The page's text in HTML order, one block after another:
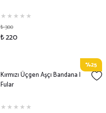
₺ 300
₺ 220
%25
Kırmızı Üçgen Aşçı Bandana |
Fular